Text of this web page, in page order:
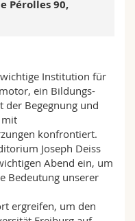
Pérolles 90,
Institution für
ein Bildungs-
Begegnung und
mit
konfrontiert.
Joseph Deiss
Abend ein, um
Bedeutung unserer
ergreifen, um den